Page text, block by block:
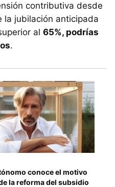
contributiva desde
la jubilación anticipada
al 65%, podrías
.
conoce el motivo
la reforma del subsidio